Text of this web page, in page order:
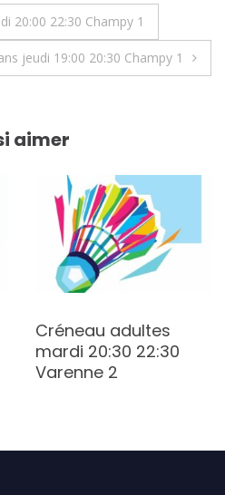
20:00 22:30 Champy 1
jeudi 19:00 20:30 Champy 1
aimer
Créneau adultes
mardi 20:30 22:30
Varenne 2